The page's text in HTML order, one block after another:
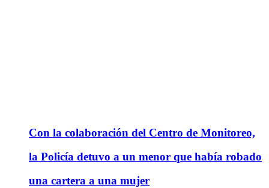
Con la colaboración del Centro de Monitoreo,
la Policía detuvo a un menor que había robado
una cartera a una mujer